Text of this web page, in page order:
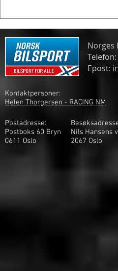
Norges
Epost:
Postadresse:
Postboks 60 Bryn
0611 Oslo
Nils Hansens
2067 Oslo
Kontaktpersoner:
Helen Thorgersen - RACING NM